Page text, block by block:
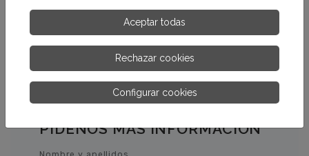
TRICOMPLET
MÁS INFORMACIÓN
TRICOMPLET EN
PASTILLAS DE 200 GR.
MÁS INFORMACIÓN
PÍDENOS MÁS INFORMACIÓN
Aceptar todas
Rechazar cookies
Configurar cookies